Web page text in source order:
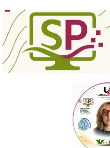
content